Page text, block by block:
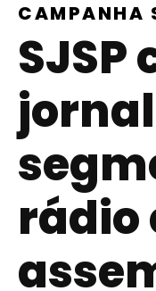
CAMPANHA
SJSP
rádio